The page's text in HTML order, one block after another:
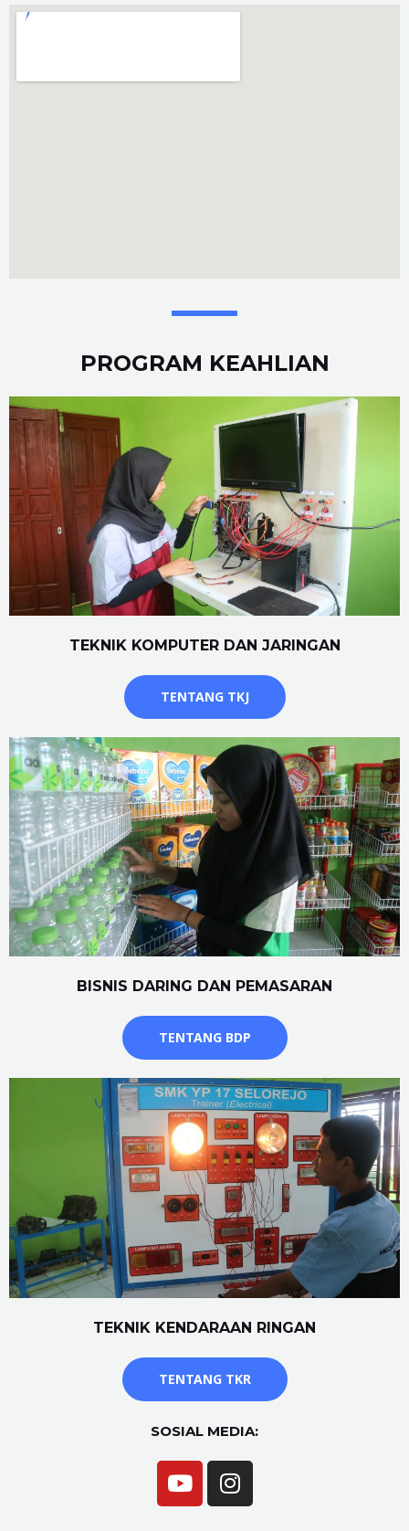
PROGRAM KEAHLIAN
TEKNIK KOMPUTER DAN JARINGAN
TENTANG TKJ
BISNIS DARING DAN PEMASARAN
TENTANG BDP
TEKNIK KENDARAAN RINGAN
TENTANG TKR
SOSIAL MEDIA: